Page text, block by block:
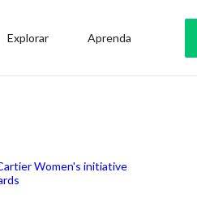
Explorar Aprenda